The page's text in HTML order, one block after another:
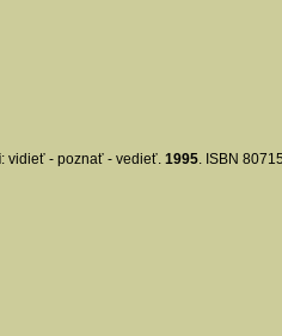
: vidieť - poznať - vedieť. 1995. ISBN